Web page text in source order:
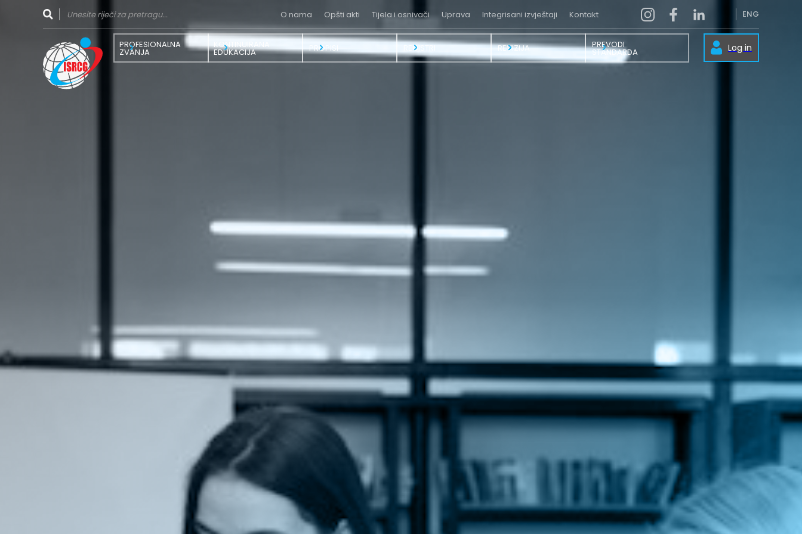
O nama Opšti akti Tijela i osnivači Uprava Integrisani izvještaji Kontakt ENG
PROFESIONALNA
ZVANJA
KONTINUIRANA
EDUKACIJA PROPISI REGISTRI REVIZIJA PREVODI
STANDARDA Log in